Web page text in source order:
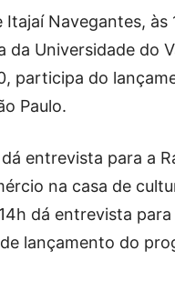
Navegantes,
da Universidade do
participa do
Paulo.
entrevista para a
na casa de
dá entrevista
lançamento do